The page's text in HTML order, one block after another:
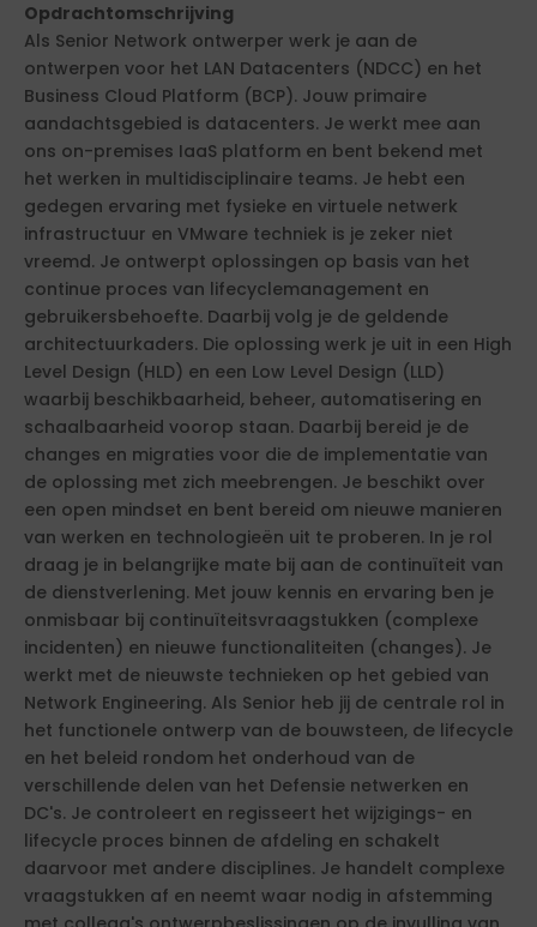
Opdrachtomschrijving
Als Senior Network ontwerper werk je aan de
ontwerpen voor het LAN Datacenters (NDCC) en het
Business Cloud Platform (BCP). Jouw primaire
aandachtsgebied is datacenters. Je werkt mee aan
ons on-premises IaaS platform en bent bekend met
het werken in multidisciplinaire teams. Je hebt een
gedegen ervaring met fysieke en virtuele netwerk
infrastructuur en VMware techniek is je zeker niet
vreemd. Je ontwerpt oplossingen op basis van het
continue proces van lifecyclemanagement en
gebruikersbehoefte. Daarbij volg je de geldende
architectuurkaders. Die oplossing werk je uit in een High
Level Design (HLD) en een Low Level Design (LLD)
waarbij beschikbaarheid, beheer, automatisering en
schaalbaarheid voorop staan. Daarbij bereid je de
changes en migraties voor die de implementatie van
de oplossing met zich meebrengen. Je beschikt over
een open mindset en bent bereid om nieuwe manieren
van werken en technologieën uit te proberen. In je rol
draag je in belangrijke mate bij aan de continuïteit van
de dienstverlening. Met jouw kennis en ervaring ben je
onmisbaar bij continuïteitsvraagstukken (complexe
incidenten) en nieuwe functionaliteiten (changes). Je
werkt met de nieuwste technieken op het gebied van
Network Engineering. Als Senior heb jij de centrale rol in
het functionele ontwerp van de bouwsteen, de lifecycle
en het beleid rondom het onderhoud van de
verschillende delen van het Defensie netwerken en
DC's. Je controleert en regisseert het wijzigings- en
lifecycle proces binnen de afdeling en schakelt
daarvoor met andere disciplines. Je handelt complexe
vraagstukken af en neemt waar nodig in afstemming